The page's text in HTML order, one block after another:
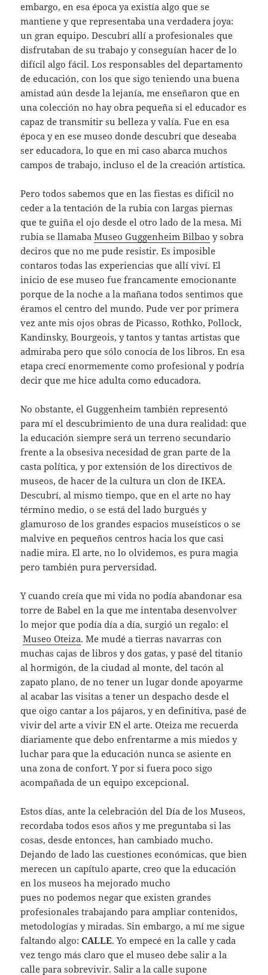
embargo, en esa época ya existía algo que se
mantiene y que representaba una verdadera joya:
un gran equipo. Descubrí allí a profesionales que
disfrutaban de su trabajo y conseguían hacer de lo
difícil algo fácil. Los responsables del departamento
de educación, con los que sigo teniendo una buena
amistad aún desde la lejanía, me enseñaron que en
una colección no hay obra pequeña si el educador es
capaz de transmitir su belleza y valía. Fue en esa
época y en ese museo donde descubrí que deseaba
ser educadora, lo que en mi caso abarca muchos
campos de trabajo, incluso el de la creación artística.
Pero todos sabemos que en las fiestas es difícil no
ceder a la tentación de la rubia con largas piernas
que te guiña el ojo desde el otro lado de la mesa. Mi
rubia se llamabaMuseo Guggenheim Bilbao y sobra
deciros que no me pude resistir. Es imposible
contaros todas las experiencias que allí viví. El
inicio de ese museo fue francamente emocionante
porque de la noche a la mañana todos sentimos que
éramos el centro del mundo. Pude ver por primera
vez ante mis ojos obras de Picasso, Rothko, Pollock,
Kandinsky, Bourgeois, y tantos y tantas artistas que
admiraba pero que sólo conocía de los libros. En esa
etapa crecí enormemente como profesional y podría
decir que me hice adulta como educadora.
No obstante, el Guggenheim también representó
para mí el descubrimiento de una dura realidad: que
la educación siempre será un terreno secundario
frente a la obsesiva necesidad de gran parte de la
casta política, y por extensión de los directivos de
museos, de hacer de la cultura un clon de IKEA.
Descubrí, al mismo tiempo, que en el arte no hay
término medio, o se está del lado burgués y
glamuroso de los grandes espacios museísticos o se
malvive en pequeños centros hacia los que casi
nadie mira. El arte, no lo olvidemos, es pura magia
pero también pura perversidad.
Y cuando creía que mi vida no podía abandonar esa
torre de Babel en la que me intentaba desenvolver
lo mejor que podía día a día, surgió un regalo: el
Museo Oteiza. Me mudé a tierras navarras con
muchas cajas de libros y dos gatas, y pasé del titanio
al hormigón, de la ciudad al monte, del tacón al
zapato plano, de no tener un lugar donde apoyarme
al acabar las visitas a tener un despacho desde el
que oigo cantar a los pájaros, y en definitiva, pasé de
vivir del arte a vivir EN el arte. Oteiza me recuerda
diariamente que debo enfrentarme a mis miedos y
luchar para que la educación nunca se asiente en
una zona de confort. Y por si fuera poco sigo
acompañada de un equipo excepcional.
Estos días, ante la celebración del Día de los Museos,
recordaba todos esos años y me preguntaba si las
cosas, desde entonces, han cambiado mucho.
Dejando de lado las cuestiones económicas, que bien
merecen un capítulo aparte, creo que la educación
en los museos ha mejorado mucho
pues no podemos negar que existen grandes
profesionales trabajando para ampliar contenidos,
metodologías y miradas. Sin embargo, a mí me sigue
faltando algo:CALLE. Yo empecé en la calle y cada
vez tengo más claro que el museo debe salir a la
calle para sobrevivir. Salir a la calle supone